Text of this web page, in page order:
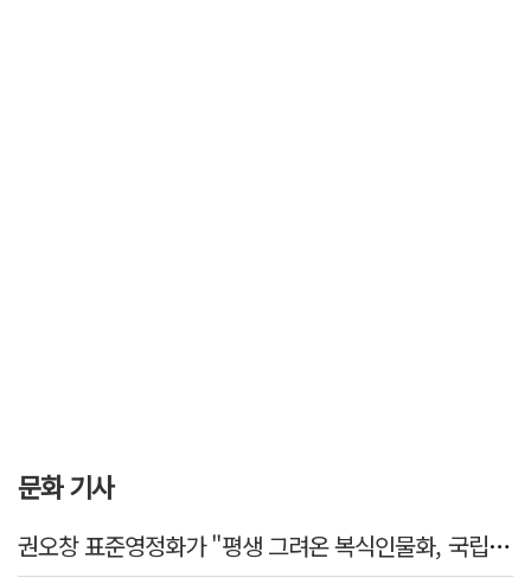
문화 기사
권오창 표준영정화가 "평생 그려온 복식인물화, 국립대구박물관에서 가치 있게 활용되길"